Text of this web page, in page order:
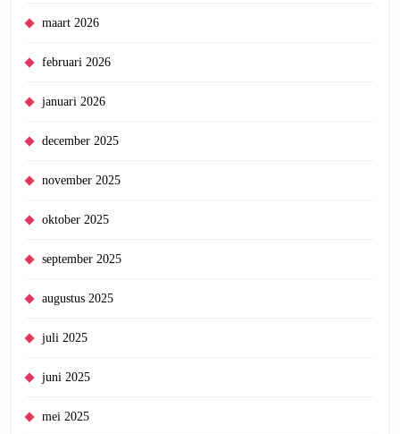
maart 2026
februari 2026
januari 2026
december 2025
november 2025
oktober 2025
september 2025
augustus 2025
juli 2025
juni 2025
mei 2025